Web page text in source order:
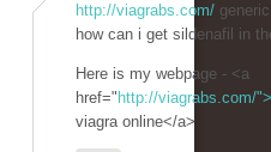
http://viagrabs.com/
how can i get sildenafil in
Here is my webpage - <a
href=" http://viagrabs.com/
viagra online</a>